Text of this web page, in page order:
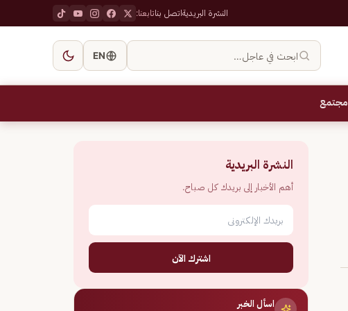
النشرة البريديةاتصل بناتابعنا:
ابحث في عاجل… EN
مجتمع
النشرة البريدية
أهم الأخبار إلى بريدك كل صباح.
اشترك الآن
اسأل الخبر